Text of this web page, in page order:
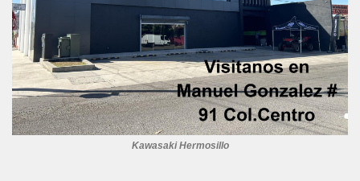
Kawasaki Hermosillo